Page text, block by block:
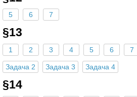
5 6 7
§13
1 2 3 4 5 6 7
Задача 2 Задача 3 Задача 4
§14